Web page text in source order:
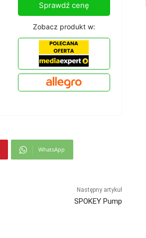
Sprawdź cenę
Zobacz produkt w:
WhatsApp
Następny artykuł
SPOKEY Pump